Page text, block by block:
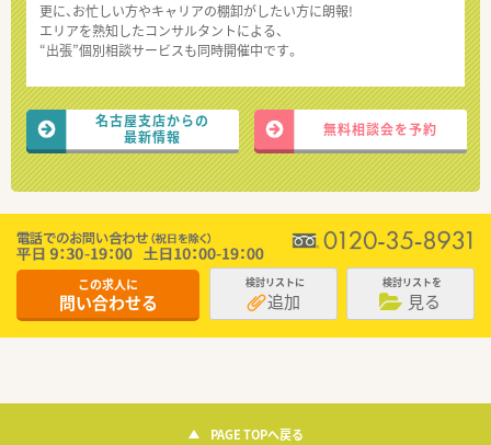
更に、お忙しい方やキャリアの棚卸がしたい方に朗報!
エリアを熟知したコンサルタントによる、
“出張”個別相談サービスも同時開催中です。
名古屋支店からの
最新情報
無料相談会を予約
この求人に
問い合わせる
検討リストに
追加
検討リストを
見る
PAGE TOPへ戻る